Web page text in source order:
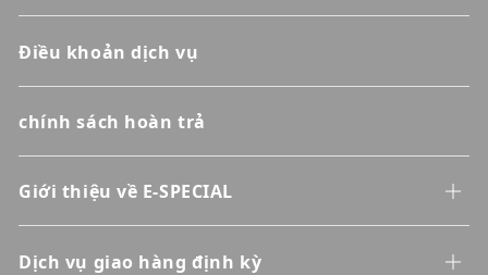
Điều khoản dịch vụ
chính sách hoàn trả
Giới thiệu về E-SPECIAL
Dịch vụ giao hàng định kỳ